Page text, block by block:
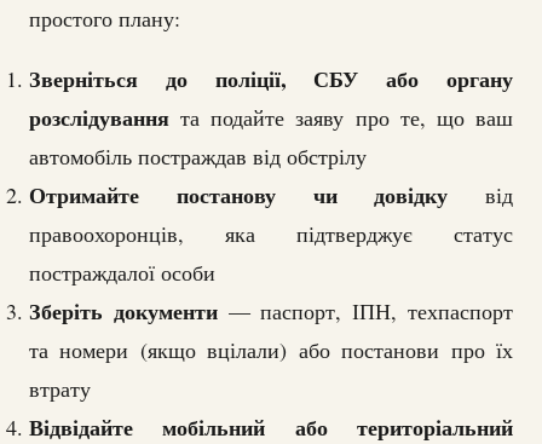
простого плану:
Зверніться до поліції, СБУ або органу
розслідування та подайте заяву про те, що ваш
автомобіль постраждав від обстрілу
Отримайте постанову чи довідку від
правоохоронців, яка підтверджує статус
постраждалої особи
Зберіть документи— паспорт, ІПН, техпаспорт
та номери (якщо вцілали) або постанови про їх
втрату
Відвідайте мобільний або територіальний